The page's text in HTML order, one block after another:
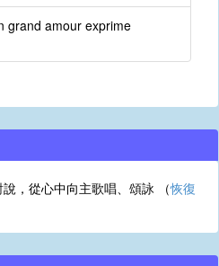
grand amour exprime
，從心中向主歌唱、頌詠 （恢復